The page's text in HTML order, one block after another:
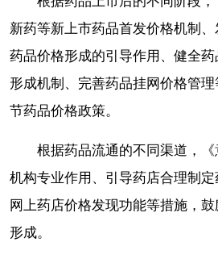
新药等新上市药品首发价格机制
药品价格形成的引导作用、健全
形成机制、完善药品挂网价格管
节药品价格政策。
根据药品流通的不同渠道，
机构专业作用、引导药店合理制
网上药店价格发现功能等措施，
形成。